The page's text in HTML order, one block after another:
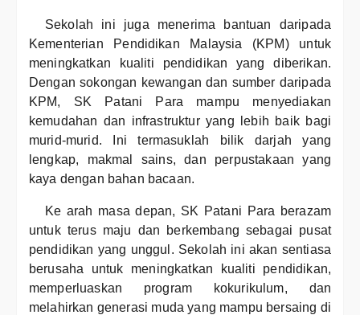
Sekolah ini juga menerima bantuan daripada
Kementerian Pendidikan Malaysia (KPM) untuk
meningkatkan kualiti pendidikan yang diberikan.
Dengan sokongan kewangan dan sumber daripada
KPM, SK Patani Para mampu menyediakan
kemudahan dan infrastruktur yang lebih baik bagi
murid-murid. Ini termasuklah bilik darjah yang
lengkap, makmal sains, dan perpustakaan yang
kaya dengan bahan bacaan.
Ke arah masa depan, SK Patani Para berazam
untuk terus maju dan berkembang sebagai pusat
pendidikan yang unggul. Sekolah ini akan sentiasa
berusaha untuk meningkatkan kualiti pendidikan,
memperluaskan program kokurikulum, dan
melahirkan generasi muda yang mampu bersaing di